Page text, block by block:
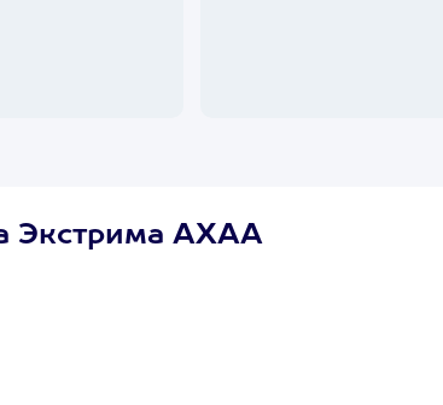
Экстрима АХАА